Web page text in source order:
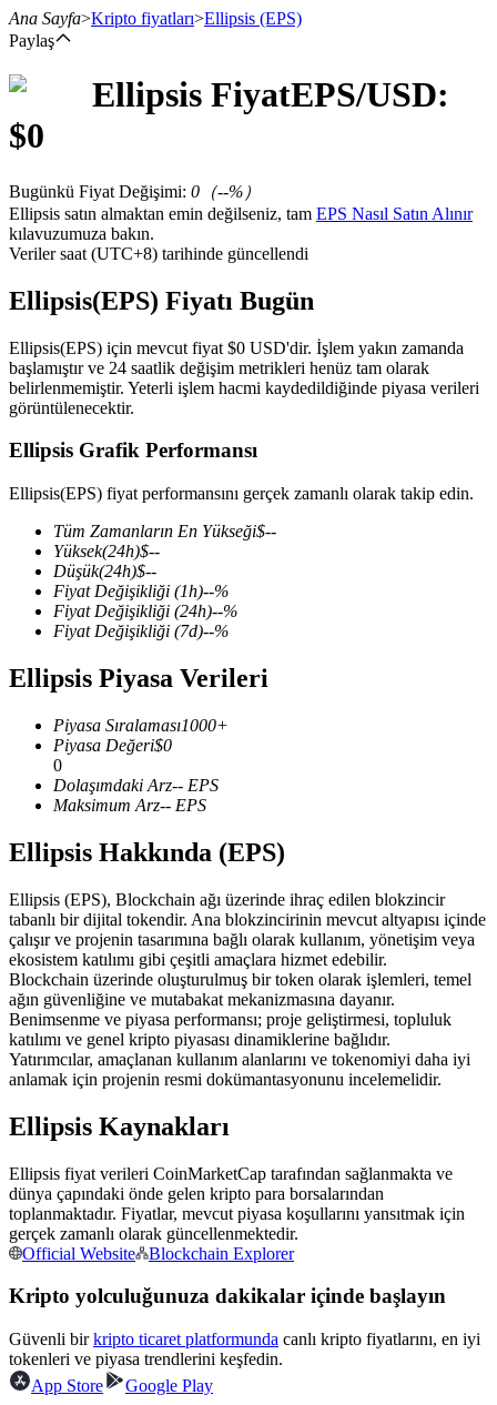
Vadeli İşlemler
Teminat olarak USDT kullanan vadeli işlemler
COIN-M Vadeli İşlemleri
Kripto Para Vadeli İşlemleri
TradFi
Hisse senetleri, döviz, değerli metaller ve emtia türevleri
USDC Vadeli İşlemleri
USDC'yi teminat olarak kullanan vadeli işlemler
Kopya Ticaret
Ana Sayfa>Kripto fiyatları>Ellipsis (EPS)
Paylaş
Ellipsis FiyatEPS/USD:
$0
Bugünkü Fiyat Değişimi: 0 （--%）
Ellipsis satın almaktan emin değilseniz, tam EPS Nasıl Satın Alınır
kılavuzumuza bakın.
Veriler saat (UTC+8) tarihinde güncellendi
Ellipsis(EPS) Fiyatı Bugün
Ellipsis(EPS) için mevcut fiyat $0 USD'dir. İşlem yakın zamanda
başlamıştır ve 24 saatlik değişim metrikleri henüz tam olarak
belirlenmemiştir. Yeterli işlem hacmi kaydedildiğinde piyasa verileri
görüntülenecektir.
Ellipsis Grafik Performansı
Ellipsis(EPS) fiyat performansını gerçek zamanlı olarak takip edin.
Tüm Zamanların En Yükseği$--
Yüksek(24h)$--
Düşük(24h)$--
Fiyat Değişikliği (1h)--%
Fiyat Değişikliği (24h)--%
Fiyat Değişikliği (7d)--%
Ellipsis Piyasa Verileri
Piyasa Sıralaması1000+
Piyasa Değeri$0
0
Dolaşımdaki Arz-- EPS
Maksimum Arz-- EPS
Ellipsis Hakkında (EPS)
Ellipsis (EPS), Blockchain ağı üzerinde ihraç edilen blokzincir
tabanlı bir dijital tokendir. Ana blokzincirinin mevcut altyapısı içinde
çalışır ve projenin tasarımına bağlı olarak kullanım, yönetişim veya
ekosistem katılımı gibi çeşitli amaçlara hizmet edebilir.
Blockchain üzerinde oluşturulmuş bir token olarak işlemleri, temel
ağın güvenliğine ve mutabakat mekanizmasına dayanır.
Benimsenme ve piyasa performansı; proje geliştirmesi, topluluk
katılımı ve genel kripto piyasası dinamiklerine bağlıdır.
Yatırımcılar, amaçlanan kullanım alanlarını ve tokenomiyi daha iyi
anlamak için projenin resmi dokümantasyonunu incelemelidir.
Ellipsis Kaynakları
Ellipsis fiyat verileri CoinMarketCap tarafından sağlanmakta ve
dünya çapındaki önde gelen kripto para borsalarından
toplanmaktadır. Fiyatlar, mevcut piyasa koşullarını yansıtmak için
gerçek zamanlı olarak güncellenmektedir.
Official Website
Blockchain Explorer
Kripto yolculuğunuza dakikalar içinde başlayın
Güvenli birkripto ticaret platformunda canlı kripto fiyatlarını, en iyi
tokenleri ve piyasa trendlerini keşfedin.
App Store
Google Play